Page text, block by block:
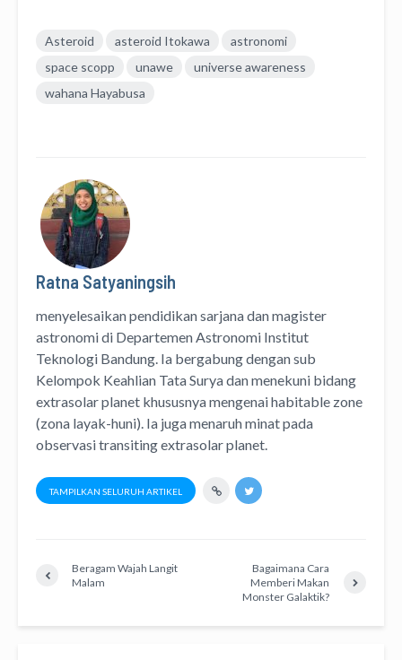
Asteroid asteroid Itokawa
astronomi
space scopp
unawe
universe awareness
wahana Hayabusa
Ratna Satyaningsih
menyelesaikan pendidikan sarjana dan magister
astronomi di Departemen Astronomi Institut
Teknologi Bandung. Ia bergabung dengan sub
Kelompok Keahlian Tata Surya dan menekuni bidang
extrasolar planet khususnya mengenai habitable zone
(zona layak-huni). Ia juga menaruh minat pada
observasi transiting extrasolar planet.
TAMPILKAN SELURUH ARTIKEL
Beragam Wajah Langit
Malam
Bagaimana Cara
Memberi Makan
Monster Galaktik?